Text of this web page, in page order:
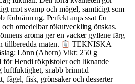
mot svamp och mögel, samtidigt som
förbränning: Perfekt anpassat för
omedelbar rökutveckling önskas.
aroma ger en vacker gyllene färg
tillberedda maten.
TEKNISKA
Lönn (Ahorn) Vikt: 250 g
Hendi rökpistoler och liknande
luftfuktighet, snabb brinntid
fågel, fisk, grönsaker och desserter